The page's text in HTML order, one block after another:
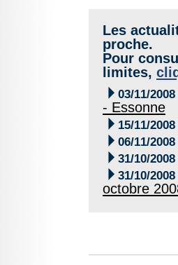
Les
proche.
Pour
limites,
 03/11/2008
- Essonne
 15/11/2008
 06/11/2008
 31/10/2008
 31/10/2008
octobre